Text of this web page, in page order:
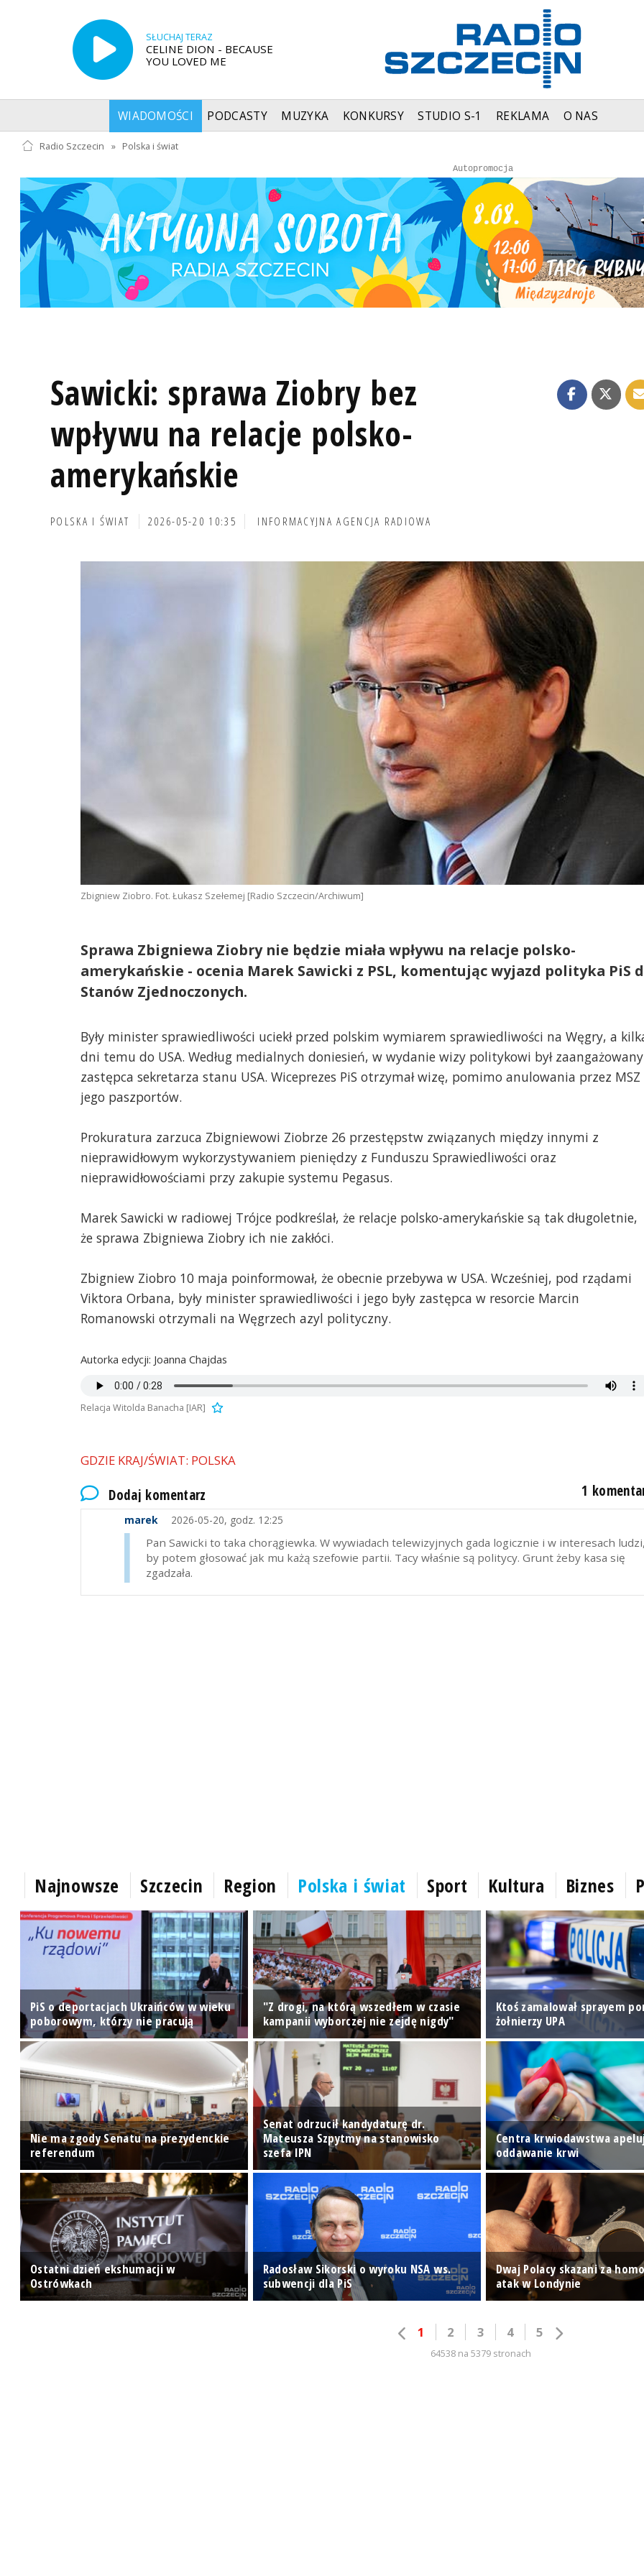
SŁUCHAJ TERAZ
CELINE DION - BECAUSE
YOU LOVED ME
WIADOMOŚCI PODCASTY MUZYKA KONKURSY STUDIO S-1 REKLAMA O NAS
Radio Szczecin » Polska i świat
Autopromocja
Reklama
Autopromocja
Sawicki: sprawa Ziobry bez
wpływu na relacje polsko-
amerykańskie
POLSKA I ŚWIAT 2026-05-20 10:35 INFORMACYJNA AGENCJA RADIOWA
Zbigniew Ziobro. Fot. Łukasz Szełemej [Radio Szczecin/Archiwum]
Sprawa Zbigniewa Ziobry nie będzie miała wpływu na relacje polsko-
amerykańskie - ocenia Marek Sawicki z PSL, komentując wyjazd polityka PiS
Stanów Zjednoczonych.
Były minister sprawiedliwości uciekł przed polskim wymiarem sprawiedliwości na Węgry, a
dni temu do USA. Według medialnych doniesień, w wydanie wizy politykowi był zaangażowany
zastępca sekretarza stanu USA. Wiceprezes PiS otrzymał wizę, pomimo anulowania przez MSZ
jego paszportów.
Prokuratura zarzuca Zbigniewowi Ziobrze 26 przestępstw związanych między innymi z
nieprawidłowym wykorzystywaniem pieniędzy z Funduszu Sprawiedliwości oraz
nieprawidłowościami przy zakupie systemu Pegasus.
Marek Sawicki w radiowej Trójce podkreślał, że relacje polsko-amerykańskie są tak długoletnie,
że sprawa Zbigniewa Ziobry ich nie zakłóci.
Zbigniew Ziobro 10 maja poinformował, że obecnie przebywa w USA. Wcześniej, pod rządami
Viktora Orbana, były minister sprawiedliwości i jego były zastępca w resorcie Marcin
Romanowski otrzymali na Węgrzech azyl polityczny.
Autorka edycji: Joanna Chajdas
Relacja Witolda Banacha [IAR]
GDZIE KRAJ/ŚWIAT: POLSKA
Dodaj komentarz 1
marek 2026-05-20, godz. 12:25
Pan Sawicki to taka chorągiewka. W wywiadach telewizyjnych gada logicznie i w interesach
by potem głosować jak mu każą szefowie partii. Tacy właśnie są politycy. Grunt żeby kasa się
zgadzała.
Najnowsze Szczecin Region Polska i świat Sport Kultura Biznes
PiS o deportacjach Ukraińców w wieku
poborowym, którzy nie pracują
"Z drogi, na którą wszedłem w czasie
kampanii wyborczej nie zejdę nigdy"
Ktoś zamalował sprayem
żołnierzy UPA
Nie ma zgody Senatu na prezydenckie
referendum
Senat odrzucił kandydaturę dr.
Mateusza Szpytmy na stanowisko
szefa IPN
Centra krwiodawstwa
oddawanie krwi
Ostatni dzień ekshumacji w
Ostrówkach
Radosław Sikorski o wyroku NSA ws.
subwencji dla PiS
Dwaj Polacy skazani za
atak w Londynie
1 2 3 4 5
64538 na 5379 stronach